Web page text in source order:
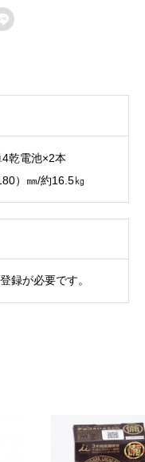
乾電池×2本
）㎜/約16.5㎏
録が必要です。